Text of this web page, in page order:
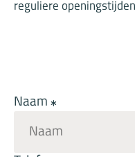
reguliere
Naam